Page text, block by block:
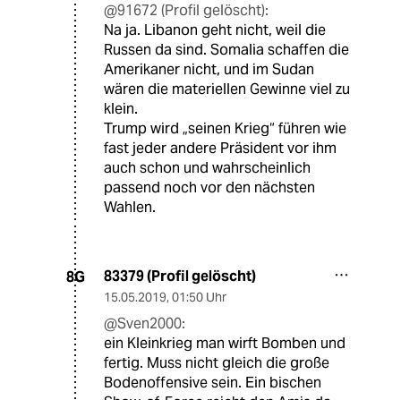
@91672 (Profil gelöscht):
Na ja. Libanon geht nicht, weil die
Russen da sind. Somalia schaffen die
Amerikaner nicht, und im Sudan
wären die materiellen Gewinne viel zu
klein.
Trump wird „seinen Krieg“ führen wie
fast jeder andere Präsident vor ihm
auch schon und wahrscheinlich
passend noch vor den nächsten
Wahlen.
8G 83379 (Profil gelöscht)
15.05.2019, 01:50 Uhr
@Sven2000:
ein Kleinkrieg man wirft Bomben und
fertig. Muss nicht gleich die große
Bodenoffensive sein. Ein bischen